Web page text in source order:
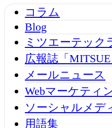
コラム
Blog
ミツエーテック
広報誌「MITSUE
メールニュース
Webマーケティ
ソーシャルメデ
用語集